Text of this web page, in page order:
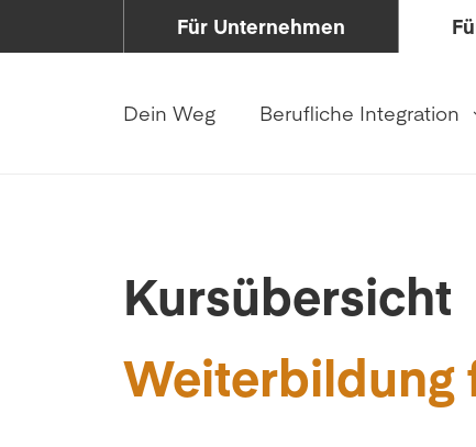
Für Unternehmen
Dein Weg Berufliche Integration
Kursübersicht
Weiterbildung